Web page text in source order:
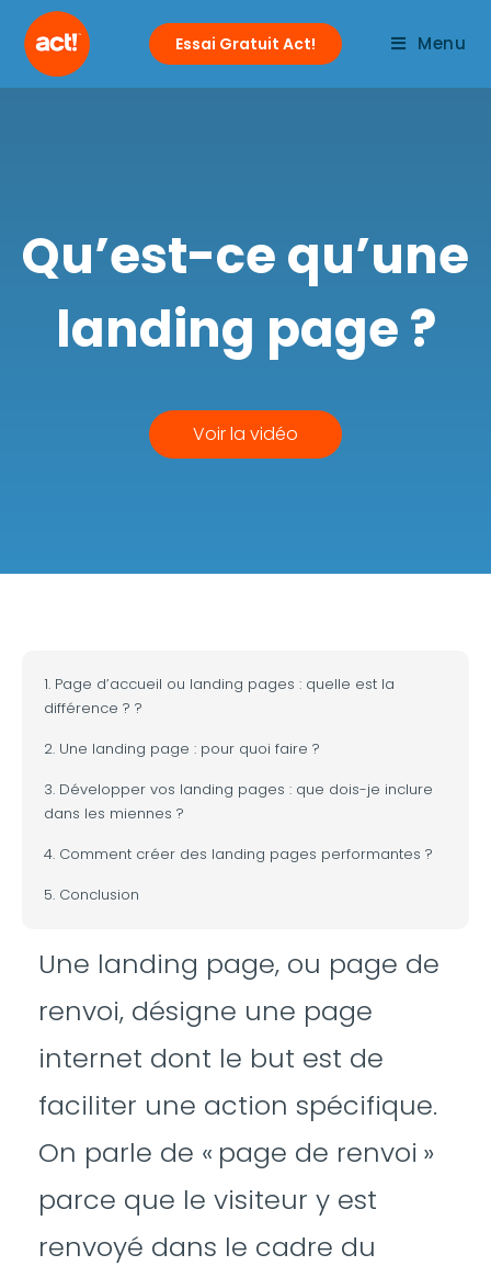
Menu
Essai Gratuit Act!
Qu’est-ce qu’une
landing page ?
Voir la vidéo
1. Page d’accueil ou landing pages : quelle est la
différence ? ?
2. Une landing page : pour quoi faire ?
3. Développer vos landing pages : que dois-je inclure
dans les miennes ?
4. Comment créer des landing pages performantes ?
5. Conclusion
Une landing page, ou page de
renvoi, désigne une page
internet dont le but est de
faciliter une action spécifique.
On parle de « page de renvoi »
parce que le visiteur y est
renvoyé dans le cadre du